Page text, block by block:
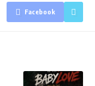
Facebook